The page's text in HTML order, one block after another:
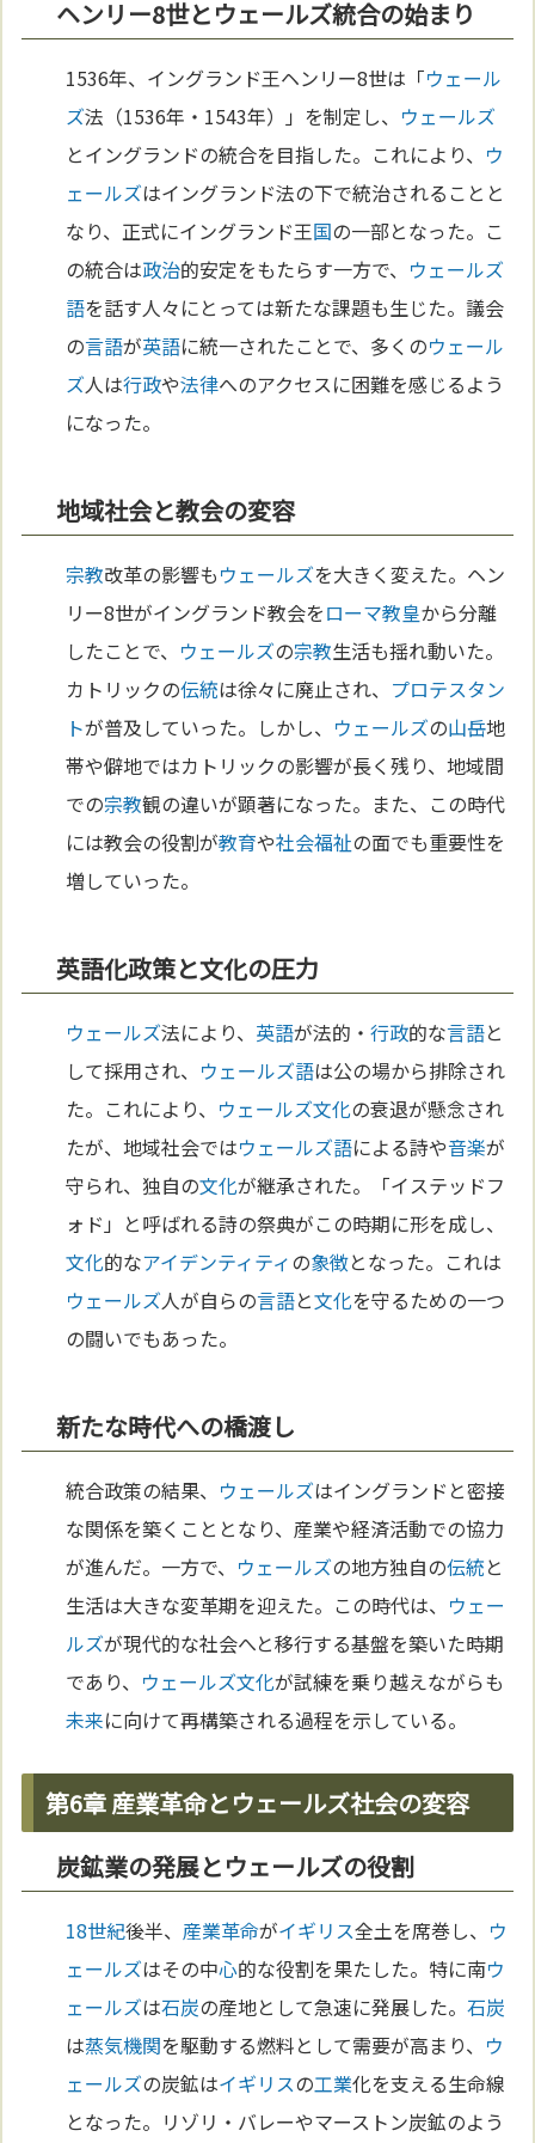
ヘンリー8世とウェールズ統合の始まり
1536年、イングランド王ヘンリー8世は「ウェール
ズ法（1536年・1543年）」を制定し、 ウェールズ
とイングランドの統合を目指した。これにより、 ウ
ェールズはイングランド法の下で統治されることと
なり、正式にイングランド王国の一部となった。こ
の統合は政治的安定をもたらす一方で、 ウェールズ
語を話す人々にとっては新たな課題も生じた。議会
の言語が英語に統一されたことで、多くのウェール
ズ人は行政や法律へのアクセスに困難を感じるよう
になった。
地域社会と教会の変容
宗教改革の影響もウェールズを大きく変えた。ヘン
リー8世がイングランド教会をローマ教皇から分離
したことで、 ウェールズの宗教生活も揺れ動いた。
カトリックの伝統は徐々に廃止され、 プロテスタン
トが普及していった。しかし、 ウェールズの山岳地
帯や僻地ではカトリックの影響が長く残り、地域間
での宗教観の違いが顕著になった。また、この時代
には教会の役割が教育や社会福祉の面でも重要性を
増していった。
英語化政策と文化の圧力
ウェールズ法により、 英語が法的・行政的な言語と
して採用され、 ウェールズ語は公の場から排除され
た。これにより、 ウェールズ文化の衰退が懸念され
たが、地域社会ではウェールズ語による詩や音楽が
守られ、独自の文化が継承された。「イステッドフ
ォド」と呼ばれる詩の祭典がこの時期に形を成し、
文化的なアイデンティティの象徴となった。これは
ウェールズ人が自らの言語と文化を守るための一つ
の闘いでもあった。
新たな時代への橋渡し
統合政策の結果、 ウェールズはイングランドと密接
な関係を築くこととなり、産業や経済活動での協力
が進んだ。一方で、 ウェールズの地方独自の伝統と
生活は大きな変革期を迎えた。この時代は、 ウェー
ルズが現代的な社会へと移行する基盤を築いた時期
であり、 ウェールズ文化が試練を乗り越えながらも
未来に向けて再構築される過程を示している。
第6章 産業革命とウェールズ社会の変容
炭鉱業の発展とウェールズの役割
18世紀後半、 産業革命がイギリス全土を席巻し、 ウ
ェールズはその中心的な役割を果たした。特に南ウ
ェールズは石炭の産地として急速に発展した。石炭
は蒸気機関を駆動する燃料として需要が高まり、 ウ
ェールズの炭鉱はイギリスの工業化を支える生命線
となった。リゾリ・バレーやマーストン炭鉱のよう